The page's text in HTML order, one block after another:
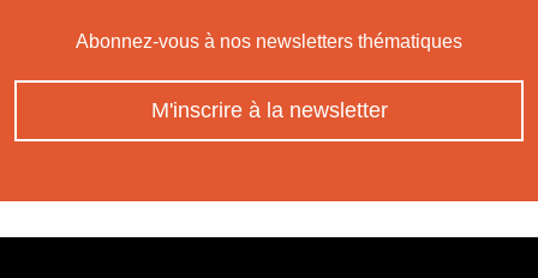
Abonnez-vous à nos newsletters thématiques
M'inscrire à la newsletter